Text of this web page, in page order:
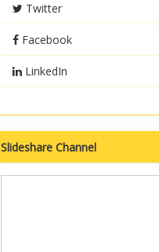
Twitter
Facebook
LinkedIn
Slideshare Channel